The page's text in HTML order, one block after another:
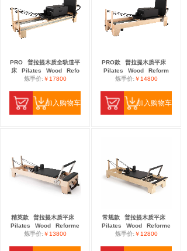
PRO
普拉提木质全轨道平
床
Pilates Wood
Refo
炼手价:￥17800
加入购物车
PRO款
普拉提木质平床
Pilates
Wood
Reform
炼手价:￥14800
加入购物车
精英款
普拉提木质平床
Pilates
Wood
Reforme
炼手价:￥13800
常规款
普拉提木质平床
Pilates
Wood
Reforme
炼手价:￥12800